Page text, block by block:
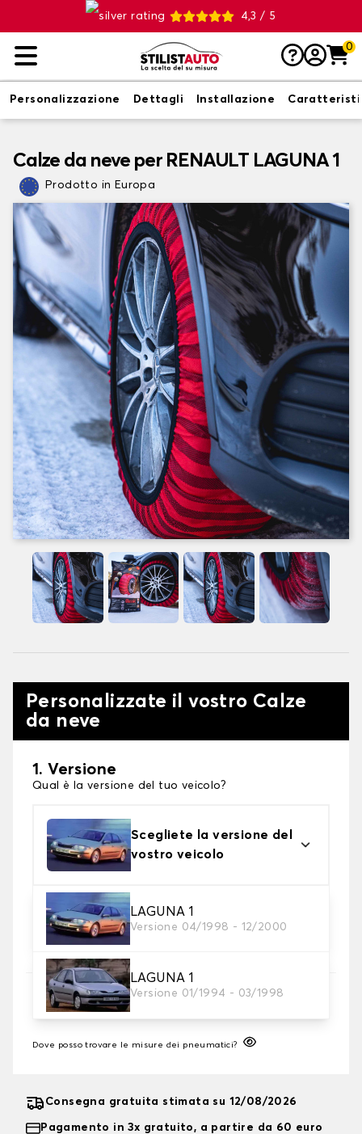
4,3 / 5
0
Personalizzazione Dettagli Installazione
Calze da neve per RENAULT LAGUNA 1
Prodotto in Europa
Personalizzate il vostro Calze
da neve
1. Versione
Qual è la versione del tuo veicolo?
Scegliete la versione del
vostro veicolo
LAGUNA 1
Versione 04/1998 - 12/2000
LAGUNA 1
Versione 01/1994 - 03/1998
2. Finitura a calza
Scegli le calze da neve adatte alle tue necessità
3. Dimensioni
Inserire le dimensioni del pneumatico
Dove posso trovare le misure dei pneumatici?
Consegna gratuita stimata su 12/08/2026
Pagamento in 3x gratuito, a partire da 60 euro